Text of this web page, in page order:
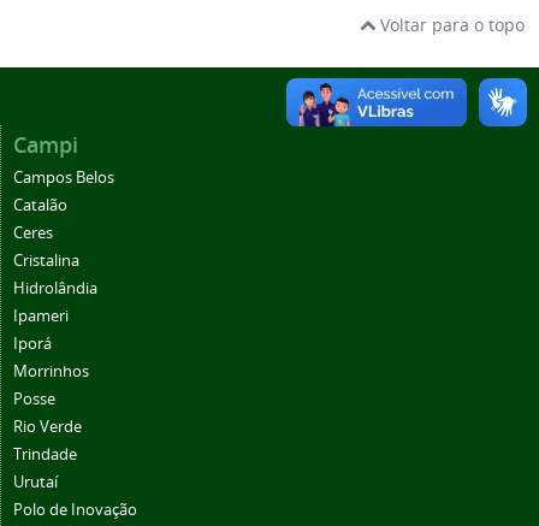
Voltar para o topo
Campi
Campos Belos
Catalão
Ceres
Cristalina
Hidrolândia
Ipameri
Iporá
Morrinhos
Posse
Rio Verde
Trindade
Urutaí
Polo de Inovação